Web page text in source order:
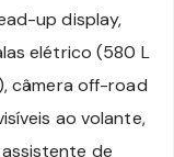
up display,
elétrico (580 L
câmera off-road
ao volante,
de